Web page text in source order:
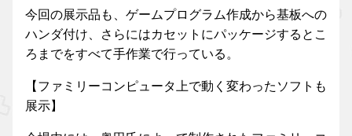
今回の展示品も、ゲームプログラム作成から基板への
ハンダ付け、さらにはカセットにパッケージするとこ
ろまでをすべて手作業で行っている。
【ファミリーコンピュータ上で動く変わったソフトも
展示】